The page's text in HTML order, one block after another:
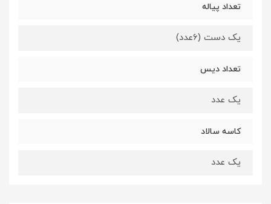
تعداد پیاله
یک دست (6عدد)
تعداد دیس
یک عدد
کاسه سالاد
یک عدد